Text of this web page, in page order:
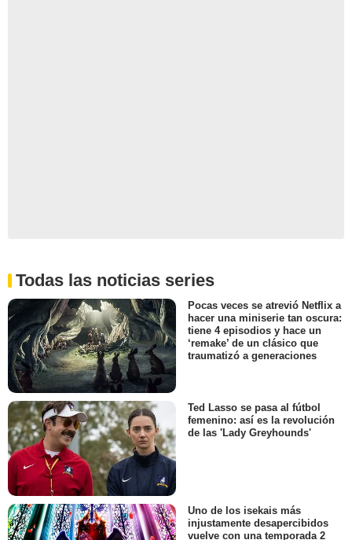
Todas las noticias series
Pocas veces se atrevió Netflix a
hacer una miniserie tan oscura:
tiene 4 episodios y hace un
‘remake’ de un clásico que
traumatizó a generaciones
Ted Lasso se pasa al fútbol
femenino: así es la revolución
de las 'Lady Greyhounds'
Uno de los isekais más
injustamente desapercibidos
vuelve con una temporada 2